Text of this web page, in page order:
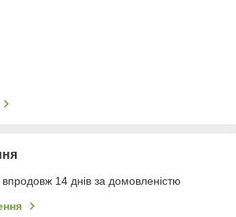
14 днів за домовленістю